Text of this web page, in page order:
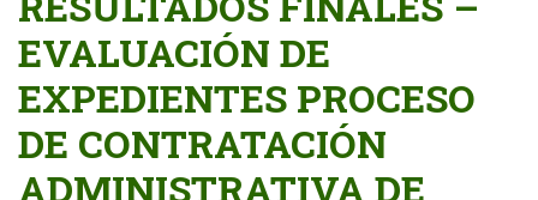
EVALUACIÓN DE
EXPEDIENTES PROCESO
DE CONTRATACIÓN
ADMINISTRATIVA DE